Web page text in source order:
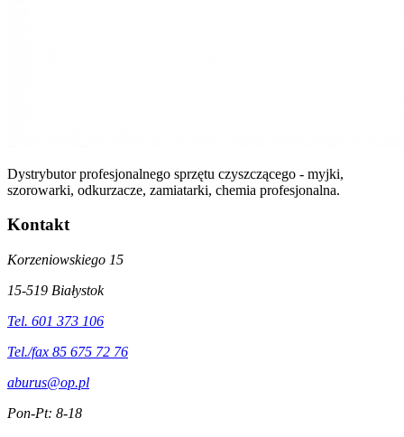
Dystrybutor profesjonalnego sprzętu czyszczącego - myjki,
szorowarki, odkurzacze, zamiatarki, chemia profesjonalna.
Kontakt
Korzeniowskiego 15
15-519 Białystok
Tel. 601 373 106
Tel./fax 85 675 72 76
aburus@op.pl
Pon-Pt: 8-18